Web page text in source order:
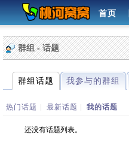
首页
群组 - 话题
群组话题 我参与的群组
热门话题 最新话题 我的话题
还没有话题列表。